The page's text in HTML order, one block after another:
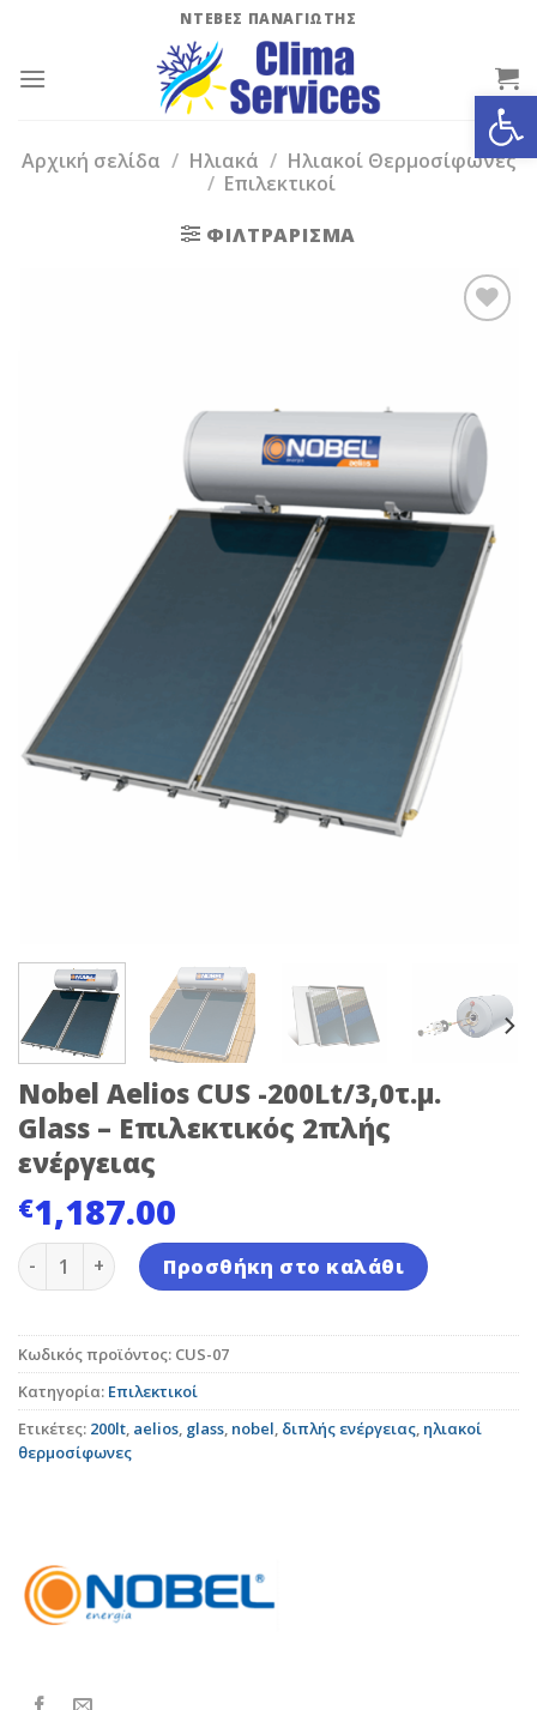
content
ΝΤΕΒΕΣ ΠΑΝΑΓΙΩΤΗΣ
Αρχική σελίδα / Ηλιακά / Ηλιακοί Θερμοσίφωνες
/ Επιλεκτικοί
ΦΙΛΤΡΆΡΙΣΜΑ
Add to
Wishlist
Nobel Aelios CUS -200Lt/3,0τ.μ.
Glass – Επιλεκτικός 2πλής
ενέργειας
€1,187.00
Nobel Aelios CUS -200Lt/3,0τ.μ. Glass - Επιλεκτικός
Προσθήκη στο καλάθι
Κωδικός προϊόντος: CUS-07
Κατηγορία: Επιλεκτικοί
Ετικέτες: 200lt, aelios, glass, nobel, διπλής ενέργειας, ηλιακοί
θερμοσίφωνες